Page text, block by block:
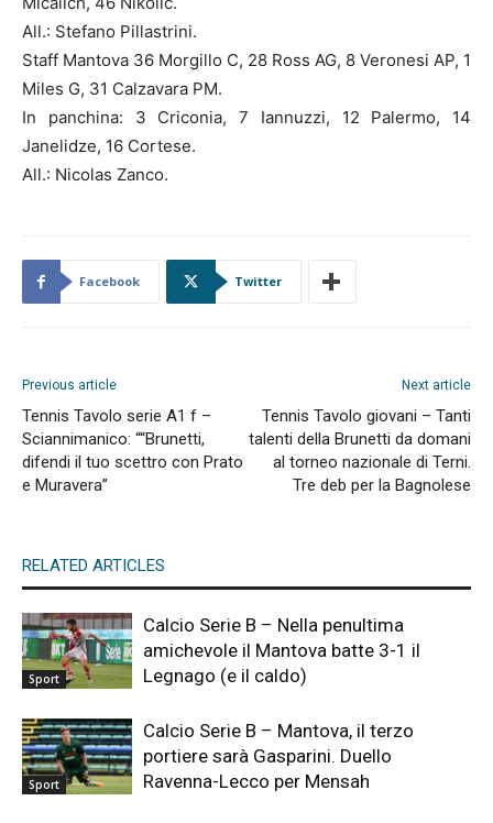
All.: Stefano Pillastrini.
Staff Mantova 36 Morgillo C, 28 Ross AG, 8 Veronesi AP, 1
Miles G, 31 Calzavara PM.
In panchina: 3 Criconia, 7 Iannuzzi, 12 Palermo, 14
Janelidze, 16 Cortese.
All.: Nicolas Zanco.
Facebook Twitter
Previous article
Tennis Tavolo serie A1 f –
Sciannimanico: ““Brunetti,
difendi il tuo scettro con Prato
e Muravera”
Next article
Tennis Tavolo giovani – Tanti
talenti della Brunetti da domani
al torneo nazionale di Terni.
Tre deb per la Bagnolese
RELATED ARTICLES
Sport
Calcio Serie B – Nella penultima
amichevole il Mantova batte 3-1 il
Legnago (e il caldo)
Sport
Calcio Serie B – Mantova, il terzo
portiere sarà Gasparini. Duello
Ravenna-Lecco per Mensah